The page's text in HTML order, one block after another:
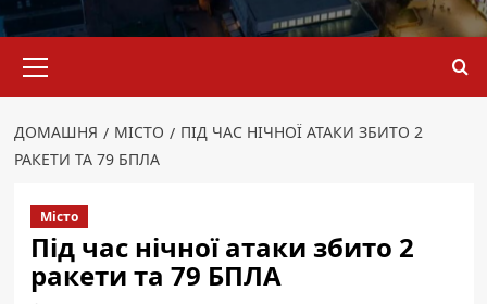
меню
ДОМАШНЯ МІСТО
ПІД ЧАС НІЧНОЇ АТАКИ ЗБИТО 2
РАКЕТИ ТА 79 БПЛА
Місто
Під час нічної атаки збито 2
ракети та 79 БПЛА